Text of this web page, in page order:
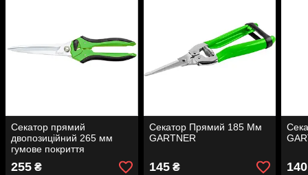
Секатор прямий
двопозиційний 265 мм
гумове покриття
GARTNER
255 ₴
Секатор Прямий 185 Мм
GARTNER
145₴ 140